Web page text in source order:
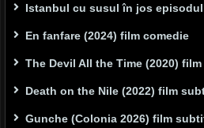
Istanbul cu susul în jos
En fanfare (2024) film comedie
The Devil All the Time (2020)
Death on the Nile (2022) film
Gunche (Colonia 2026) film